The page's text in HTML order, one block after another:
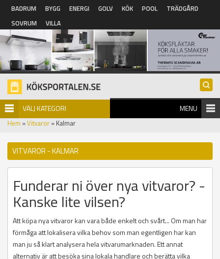
Hoppa till huvudinnehåll
BADRUM BYGG ENERGI GOLV KÖK POOL
TRÄDGÅRD
SOVRUM
VILLA
VÄLJ KATEGORI MENU
Hem »Vitvaror » Kalmar
VITVAROR - KALMAR
Funderar ni över nya vitvaror? -
Kanske lite vilsen?
Att köpa nya vitvaror kan vara både enkelt och svårt... Om man har
förmåga att lokalisera vilka behov som man egentligen har kan
man ju så klart analysera hela vitvarumarknaden. Ett annat
alternativ är att besöka sina lokala handlare och berätta vilka